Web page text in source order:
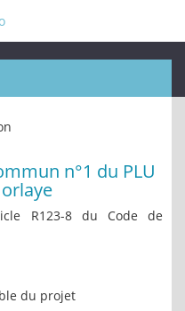
n°1 du PLU
R123-8 du Code de
du projet